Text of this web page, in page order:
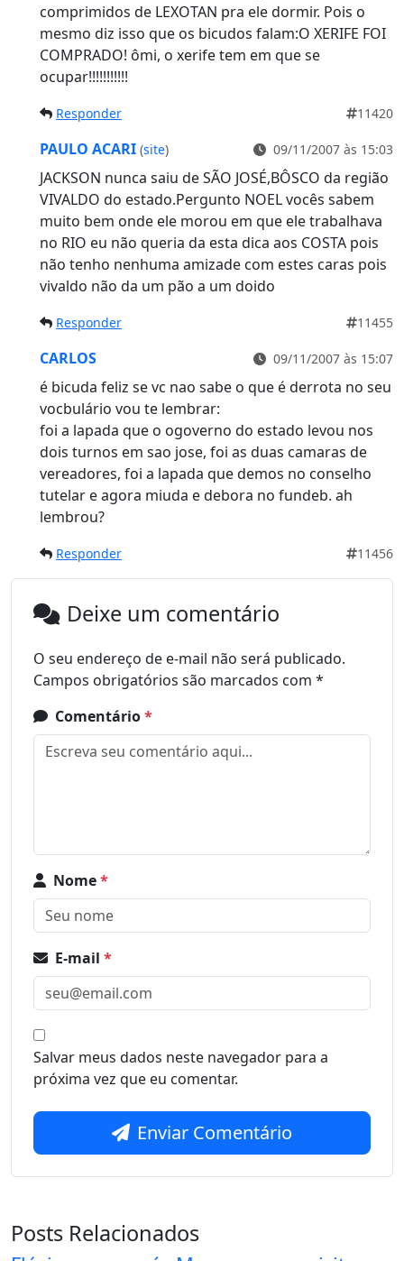
comprimidos de LEXOTAN pra ele dormir. Pois o
mesmo diz isso que os bicudos falam:O XERIFE FOI
COMPRADO! ômi, o xerife tem em que se
ocupar!!!!!!!!!!!
Responder 11420
PAULO ACARI (site) 09/11/2007 às 15:03
JACKSON nunca saiu de SÃO JOSÉ,BÔSCO da região
VIVALDO do estado.Pergunto NOEL vocês sabem
muito bem onde ele morou em que ele trabalhava
no RIO eu não queria da esta dica aos COSTA pois
não tenho nenhuma amizade com estes caras pois
vivaldo não da um pão a um doido
Responder 11455
CARLOS 09/11/2007 às 15:07
é bicuda feliz se vc nao sabe o que é derrota no seu
vocbulário vou te lembrar:
foi a lapada que o ogoverno do estado levou nos
dois turnos em sao jose, foi as duas camaras de
vereadores, foi a lapada que demos no conselho
tutelar e agora miuda e debora no fundeb. ah
lembrou?
Responder 11456
Deixe um comentário
O seu endereço de e-mail não será publicado.
Campos obrigatórios são marcados com *
Comentário*
Nome*
E-mail *
Salvar meus dados neste navegador para a
próxima vez que eu comentar.
Enviar Comentário
Posts Relacionados